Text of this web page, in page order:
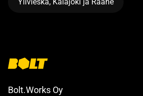
Ylivieska, Kalajoki ja Raahe
Bolt.Works Oy